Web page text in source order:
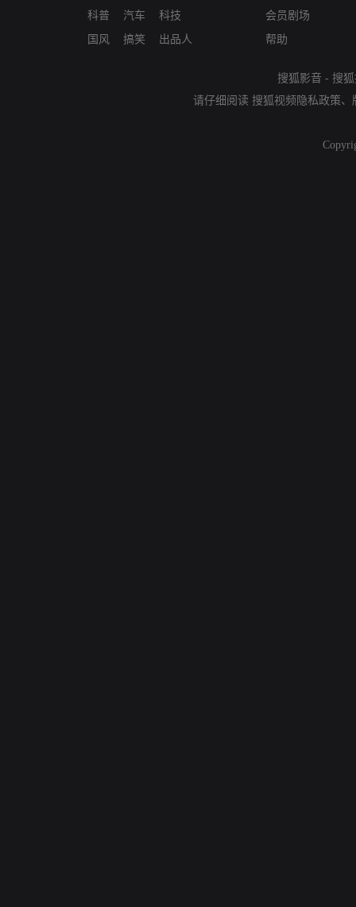
科普
国风
汽车
搞笑
科技
出品人
会员剧场
帮助
搜狐影音 - 搜
请仔细阅读 搜狐视频隐私政策、